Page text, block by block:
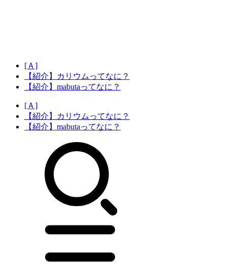
[Ａ]
【紹介】カリウムってなに？
【紹介】mabutaってなに？
[Ａ]
【紹介】カリウムってなに？
【紹介】mabutaってなに？